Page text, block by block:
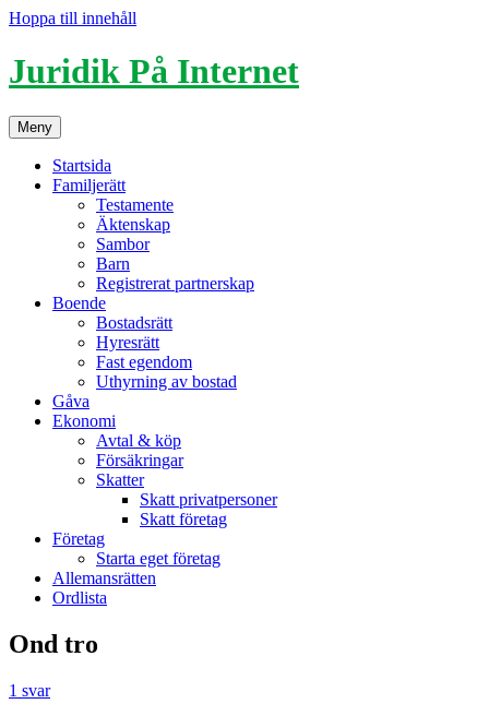
Hoppa till innehåll
Juridik På Internet
Meny
Startsida
Familjerätt
Testamente
Äktenskap
Sambor
Barn
Registrerat partnerskap
Boende
Bostadsrätt
Hyresrätt
Fast egendom
Uthyrning av bostad
Gåva
Ekonomi
Avtal & köp
Försäkringar
Skatter
Skatt privatpersoner
Skatt företag
Företag
Starta eget företag
Allemansrätten
Ordlista
Ond tro
1 svar